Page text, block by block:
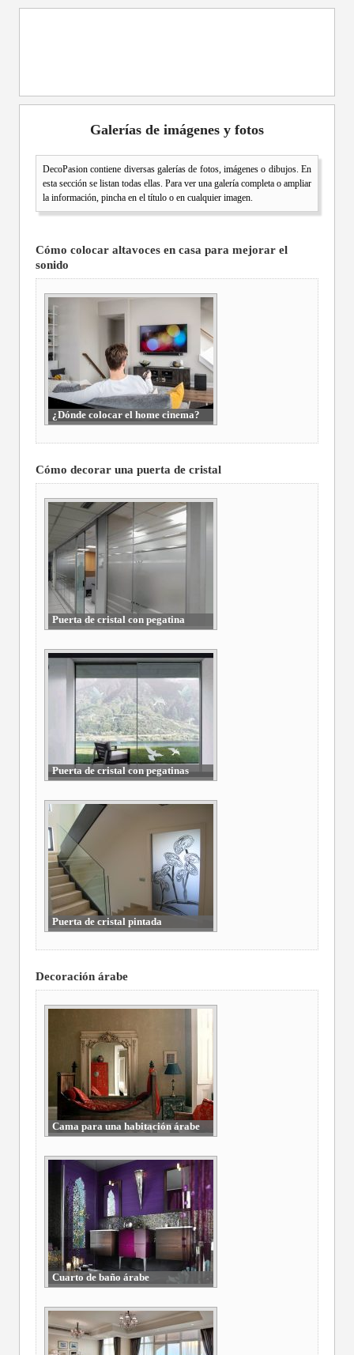
Galerías de imágenes y fotos
DecoPasion contiene diversas galerías de fotos, imágenes o dibujos. En
esta sección se listan todas ellas. Para ver una galería completa o ampliar
la información, pincha en el título o en cualquier imagen.
Cómo colocar altavoces en casa para mejorar el
sonido
¿Dónde colocar el home cinema?
Cómo decorar una puerta de cristal
Puerta de cristal con pegatina
Puerta de cristal con pegatinas
Puerta de cristal pintada
Decoración árabe
Cama para una habitación árabe
Cuarto de baño árabe